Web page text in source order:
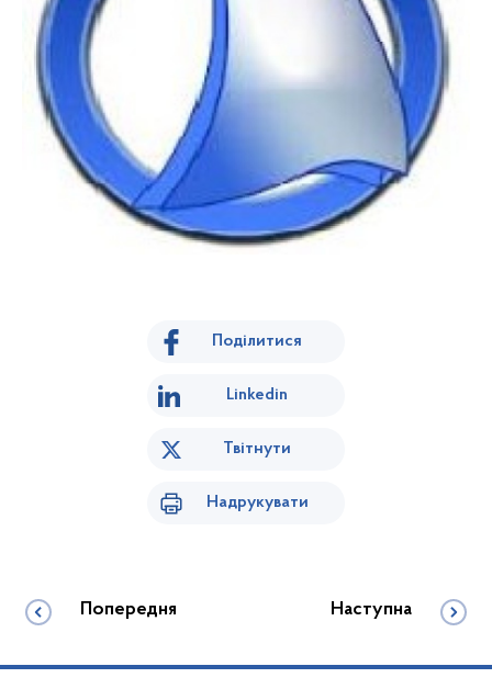
Поділитися
Linkedin
Твітнути
Надрукувати
Попередня Наступна